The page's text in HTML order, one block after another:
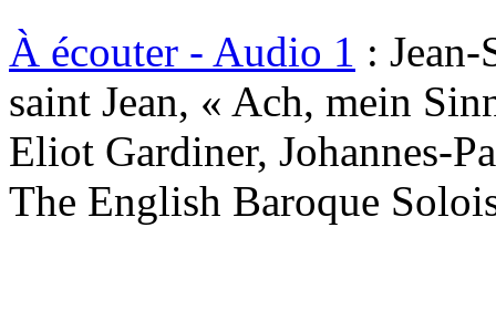
À écouter - Audio 1 :
saint Jean, « Ach, mein
Eliot Gardiner, Johannes-
The English Baroque